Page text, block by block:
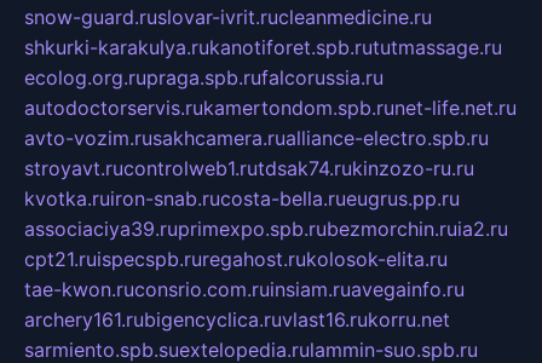
snow-guard.ruslovar-ivrit.rucleanmedicine.ru
shkurki-karakulya.rukanotiforet.spb.rututmassage.ru
ecolog.org.rupraga.spb.rufalcorussia.ru
autodoctorservis.rukamertondom.spb.runet-life.net.ru
avto-vozim.rusakhcamera.rualliance-electro.spb.ru
stroyavt.rucontrolweb1.rutdsak74.rukinzozo-ru.ru
kvotka.ruiron-snab.rucosta-bella.rueugrus.pp.ru
associaciya39.ruprimexpo.spb.rubezmorchin.ruia2.ru
cpt21.ruispecspb.ruregahost.rukolosok-elita.ru
tae-kwon.ruconsrio.com.ruinsiam.ruavegainfo.ru
archery161.rubigencyclica.ruvlast16.rukorru.net
sarmiento.spb.suextelopedia.rulammin-suo.spb.ru